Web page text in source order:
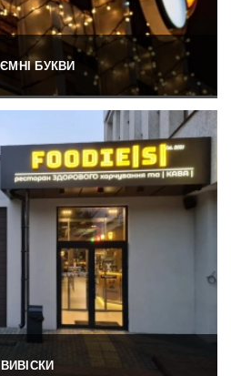
БУКВИ
ВИВІСКИ